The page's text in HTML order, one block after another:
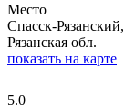
Место
Спасск-Рязанский,
Рязанская обл.
показать на карте
5.0